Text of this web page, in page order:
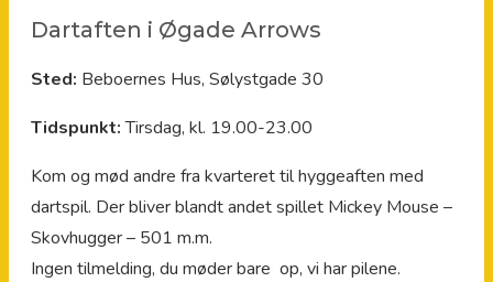
Dartaften i Øgade Arrows
Sted: Beboernes Hus, Sølystgade 30
Tidspunkt:Tirsdag, kl. 19.00-23.00
Kom og mød andre fra kvarteret til hyggeaften med
dartspil. Der bliver blandt andet spillet Mickey Mouse –
Skovhugger – 501 m.m.
Ingen tilmelding, du møder bare op, vi har pilene.